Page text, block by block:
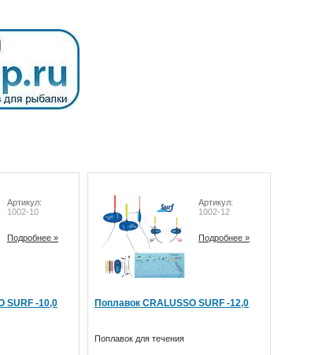
Артикул:
1002-10
Подробнее »
SURF -10,0
Артикул:
1002-12
Подробнее »
Поплавок CRALUSSO SURF -12,0
Поплавок для течения